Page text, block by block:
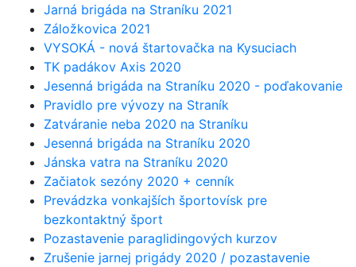
Jarná brigáda na Straníku 2021
Záložkovica 2021
VYSOKÁ - nová štartovačka na Kysuciach
TK padákov Axis 2020
Jesenná brigáda na Straníku 2020 - poďakovanie
Pravidlo pre vývozy na Straník
Zatváranie neba 2020 na Straníku
Jesenná brigáda na Straníku 2020
Jánska vatra na Straníku 2020
Začiatok sezóny 2020 + cenník
Prevádzka vonkajších športovísk pre
bezkontaktný šport
Pozastavenie paraglidingových kurzov
Zrušenie jarnej prigády 2020 / pozastavenie